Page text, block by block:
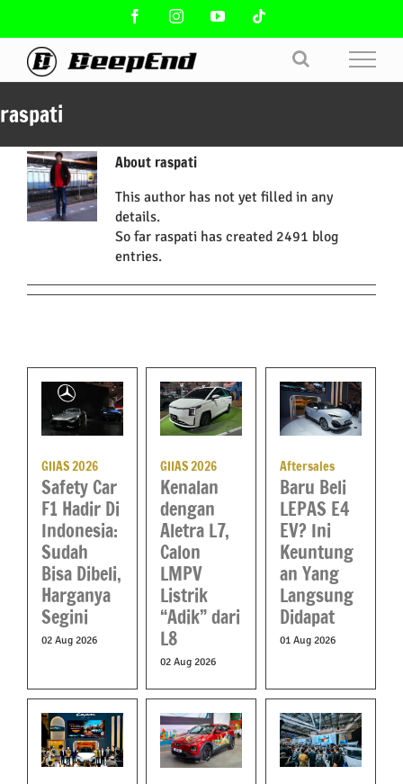
content
FacebookInstagramYouTube
raspati
About raspati
This author has not yet filled in any
details.
So far raspati has created 2491 blog
entries.
GIIAS 2026
Safety Car
F1 Hadir Di
Indonesia:
Sudah
Bisa Dibeli,
Harganya
Segini
02 Aug 2026
GIIAS 2026
Kenalan
dengan
Aletra L7,
Calon
LMPV
Listrik
“Adik” dari
L8
02 Aug 2026
Aftersales
Baru Beli
LEPAS E4
EV? Ini
Keuntung
an Yang
Langsung
Didapat
01 Aug 2026